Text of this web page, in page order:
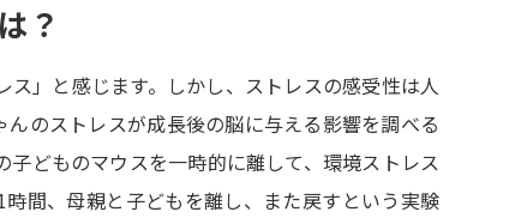
実
来場型・Web型イベント特集
？
」と感じます。しかし、ストレスの感受性は人
のストレスが成長後の脳に与える影響を調べる
どものマウスを一時的に離して、環境ストレス
間、母親と子どもを離し、また戻すという実験